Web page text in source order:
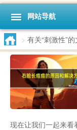
网站导航
> 有关“刺激性”
现在让我们一起来